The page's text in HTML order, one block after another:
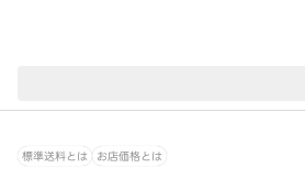
標準送料とは お店価格とは